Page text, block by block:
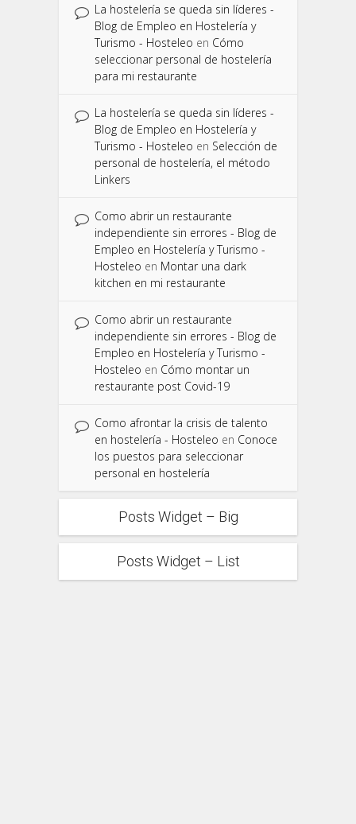
La hostelería se queda sin líderes -
Blog de Empleo en Hostelería y
Turismo - Hosteleo en Cómo
seleccionar personal de hostelería
para mi restaurante
La hostelería se queda sin líderes -
Blog de Empleo en Hostelería y
Turismo - Hosteleo en Selección de
personal de hostelería, el método
Linkers
Como abrir un restaurante
independiente sin errores - Blog de
Empleo en Hostelería y Turismo -
Hosteleo en Montar una dark
kitchen en mi restaurante
Como abrir un restaurante
independiente sin errores - Blog de
Empleo en Hostelería y Turismo -
Hosteleo en Cómo montar un
restaurante post Covid-19
Como afrontar la crisis de talento
en hostelería - Hosteleo en Conoce
los puestos para seleccionar
personal en hostelería
Posts Widget – Big
Posts Widget – List